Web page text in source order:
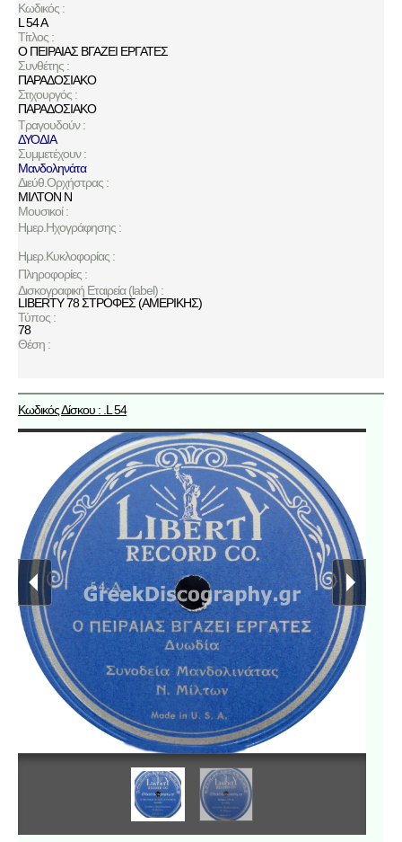
Κωδικός :
L 54 A
Τίτλος :
Ο ΠΕΙΡΑΙΑΣ ΒΓΑΖΕΙ ΕΡΓΑΤΕΣ
Συνθέτης :
ΠΑΡΑΔΟΣΙΑΚΟ
Στιχουργός :
ΠΑΡΑΔΟΣΙΑΚΟ
Τραγουδούν :
ΔΥΟΔΙΑ
Συμμετέχουν :
Μανδοληνάτα
Διεύθ.Ορχήστρας :
ΜΙΛΤΟΝ Ν
Μουσικοί :
Ημερ.Ηχογράφησης :
Ημερ.Κυκλοφορίας :
Πληροφορίες :
Δισκογραφική Εταιρεία (label) :
LIBERTY 78 ΣΤΡΟΦΕΣ (ΑΜΕΡΙΚΗΣ)
Τύπος :
78
Θέση :
Κωδικός Δίσκου : .L 54